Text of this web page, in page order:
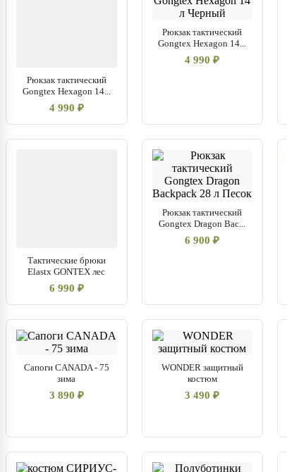
Рюкзак тактический
Gongtex Hexagon 14...
4 990 ₽
Рюкзак тактический
Gongtex Hexagon 14...
4 990 ₽
Тактические брюки
Elastx GONTEX лес
6 990 ₽
Рюкзак тактический
Gongtex Dragon Bac...
6 900 ₽
Сапоги CANADA - 75
зима
3 890 ₽
WONDER защитный
костюм
3 490 ₽